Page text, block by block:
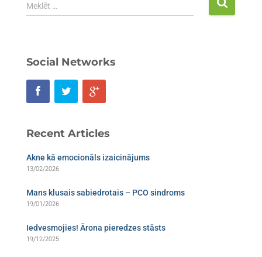
Meklēt …
Social Networks
Recent Articles
Akne kā emocionāls izaicinājums
13/02/2026
Mans klusais sabiedrotais – PCO sindroms​
19/01/2026
Iedvesmojies! Ārona pieredzes stāsts
19/12/2025